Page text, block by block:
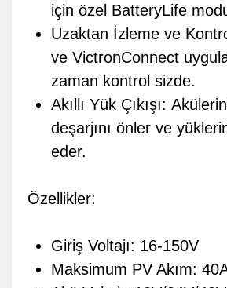
için özel BatteryLife
Uzaktan İzleme ve
ve VictronConnect
zaman kontrol sizde.
Akıllı Yük Çıkışı:
deşarjını önler ve
eder.
Özellikler:
Giriş Voltajı: 16-150V
Maksimum PV Akım: